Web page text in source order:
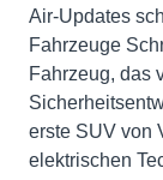
Air-Updates
Fahrzeuge
Fahrzeug, das
erste SUV von
elektrischen